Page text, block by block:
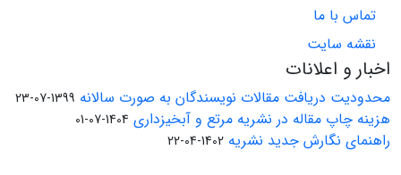
تماس با ما
نقشه سایت
اخبار و اعلانات
محدودیت دریافت مقالات نویسندگان به صورت سالانه 1399-07-23
هزینه چاپ مقاله در نشریه مرتع و آبخیزداری 1404-07-01
راهنمای نگارش جدید نشریه 1402-04-22